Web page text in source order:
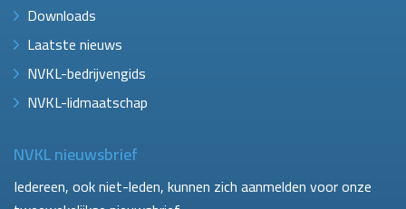
Downloads
Laatste nieuws
NVKL-bedrijvengids
NVKL-lidmaatschap
NVKL nieuwsbrief
Iedereen, ook niet-leden, kunnen zich aanmelden voor onze